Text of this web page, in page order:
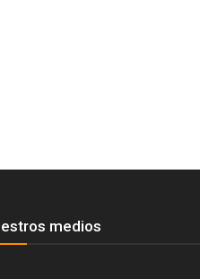
medios